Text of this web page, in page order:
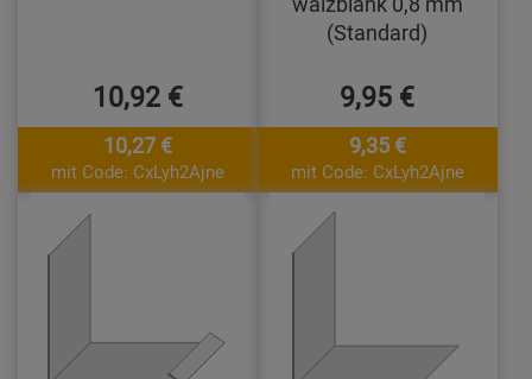
10,92 €
10,27 €
mit Code: CxLyh2Ajne
(Standard)
9,95 €
9,35 €
mit Code: CxLyh2Ajne